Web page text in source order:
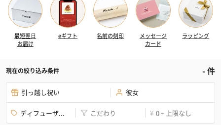
最短翌日
お届け
eギフト 名前の刻印
メッセージ
カード
ラッピング
現在の絞り込み条件 -件
引っ越し祝い 彼女
ディフューザ... こだわり ¥ 0 ~ 上限なし